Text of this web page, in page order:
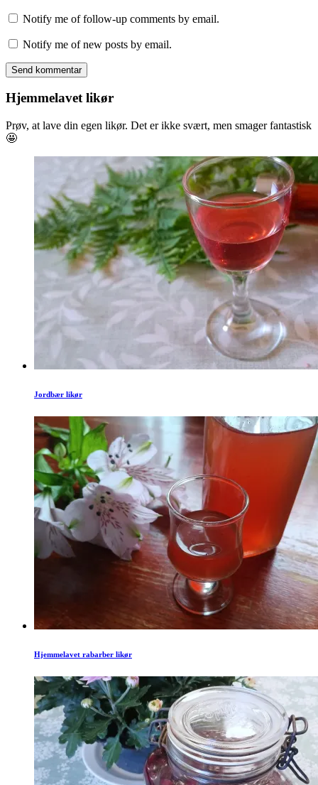
Notify me of follow-up comments by email.
Notify me of new posts by email.
Hjemmelavet likør
Prøv, at lave din egen likør. Det er ikke svært, men smager fantastisk
🤩
Jordbær likør
Hjemmelavet rabarber likør